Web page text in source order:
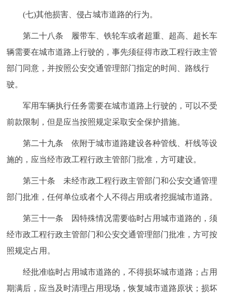
(七)其他损害、侵占城市道路的行为。
第二十八条 履带车、铁轮车或者超重、超高、超长车
辆需要在城市道路上行驶的，事先须征得市政工程行政主管
部门同意，并按照公安交通管理部门指定的时间、路线行
驶。
军用车辆执行任务需要在城市道路上行驶的，可以不受
前款限制，但是应当按照规定采取安全保护措施。
第二十九条 依附于城市道路建设各种管线、杆线等设
施的，应当经市政工程行政主管部门批准，方可建设。
第三十条 未经市政工程行政主管部门和公安交通管理
部门批准，任何单位或者个人不得占用或者挖掘城市道路。
第三十一条 因特殊情况需要临时占用城市道路的，须
经市政工程行政主管部门和公安交通管理部门批准，方可按
照规定占用。
经批准临时占用城市道路的，不得损坏城市道路；占用
期满后，应当及时清理占用现场，恢复城市道路原状；损坏